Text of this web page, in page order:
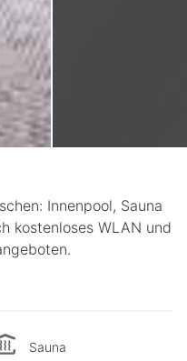
Innenpool, Sauna
kostenloses WLAN und
Sauna